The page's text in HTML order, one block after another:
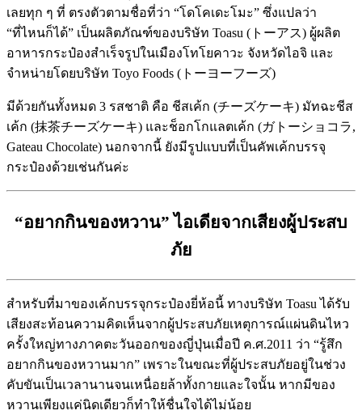
เลยทุก ๆ ที่ ตรงตัวตามชื่อที่ว่า “โดโคเดะโมะ” ซึ่งแปลว่า
“ที่ไหนก็ได้” เป็นผลิตภัณฑ์ของบริษัท Toasu (トーアス) ผู้ผลิต
อาหารกระป๋องสำเร็จรูปในเมืองโทโยคาวะ จังหวัดไอจิ และ
จำหน่ายโดยบริษัท Toyo Foods (トーヨーフーズ)
มีด้วยกันทั้งหมด 3 รสชาติ คือ ชีสเค้ก (チーズケーキ) มัทฉะชีส
เค้ก (抹茶チーズケーキ) และช็อกโกแลตเค้ก (ガトーショコラ,
Gateau Chocolate) นอกจากนี้ ยังมีรูปแบบที่เป็นคัพเค้กบรรจุ
กระป๋องด้วยเช่นกันค่ะ
“อยากกินของหวาน” ไอเดียจากเสียงผู้ประสบ
ภัย
สำหรับที่มาของเค้กบรรจุกระป๋องยี่ห้อนี้ ทางบริษัท Toasu ได้รับ
เสียงสะท้อนความคิดเห็นจากผู้ประสบภัยเหตุการณ์แผ่นดินไหว
ครั้งใหญ่ทางภาคตะวันออกของญี่ปุ่นเมื่อปี ค.ศ.2011 ว่า “รู้สึก
อยากกินของหวานมาก” เพราะในขณะที่ผู้ประสบภัยอยู่ในช่วง
คับขันเป็นเวลานานจนเหนื่อยล้าทั้งกายและใจนั้น หากมีของ
หวานเพียงแค่นิดเดียวก็ทำให้ชื่นใจได้ไม่น้อย